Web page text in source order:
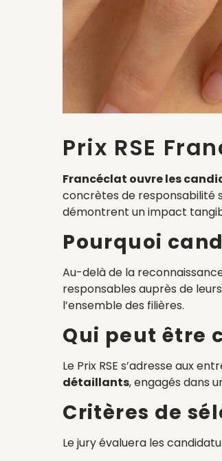
Prix RSE
Francéclat ouvre les
concrètes de responsabilité
démontrent un impact
Pourquoi
Au-delà de la
responsables auprès de
l’ensemble des filières.
Qui peut être
Le Prix RSE s’adresse aux
détaillants, engagés dans
Critères de
Le jury évaluera les